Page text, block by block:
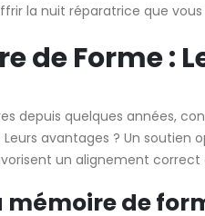
la nuit réparatrice que
de Forme :
depuis quelques années,
avantages ? Un soutien
un alignement
de